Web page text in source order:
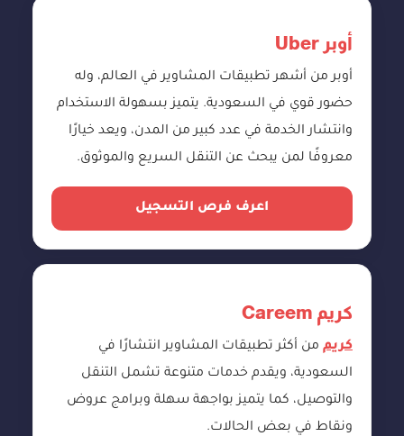
أوبر Uber
أوبر من أشهر تطبيقات المشاوير في العالم، وله
حضور قوي في السعودية. يتميز بسهولة الاستخدام
وانتشار الخدمة في عدد كبير من المدن، ويعد خيارًا
معروفًا لمن يبحث عن التنقل السريع والموثوق.
اعرف فرص التسجيل
كريم Careem
كريم من أكثر تطبيقات المشاوير انتشارًا في
السعودية، ويقدم خدمات متنوعة تشمل التنقل
والتوصيل، كما يتميز بواجهة سهلة وبرامج عروض
ونقاط في بعض الحالات.